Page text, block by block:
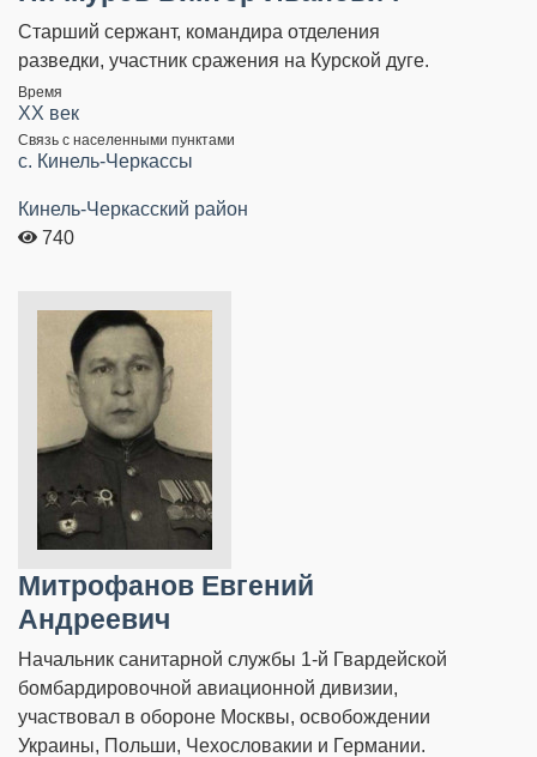
Старший сержант, командира отделения
разведки, участник сражения на Курской дуге.
Время
XX век
Связь с населенными пунктами
c. Кинель-Черкассы
Кинель-Черкасский район
740
Митрофанов Евгений
Андреевич
Начальник санитарной службы 1-й Гвардейской
бомбардировочной авиационной дивизии,
участвовал в обороне Москвы, освобождении
Украины, Польши, Чехословакии и Германии.